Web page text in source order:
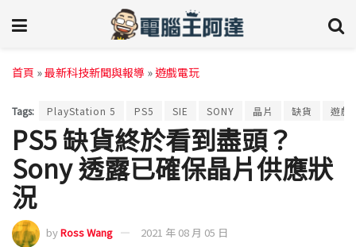
首頁 »最新科技新聞與報導 »遊戲電玩
Tags: PlayStation 5 PS5 SIE SONY 晶片 缺貨 遊戲
PS5 缺貨終於看到盡頭？
Sony 透露已確保晶片供應狀
況
byRoss Wang 2021 年 08 月 05 日